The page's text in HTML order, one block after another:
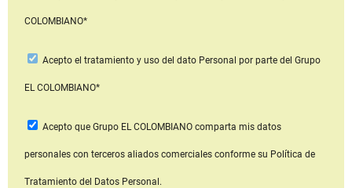
COLOMBIANO*
Acepto el tratamiento y uso del dato Personal por parte del Grupo
EL COLOMBIANO*
Acepto que Grupo EL COLOMBIANOcomparta mis datos
personales con terceros aliados comerciales conforme su Política de
Tratamiento del Datos Personal.